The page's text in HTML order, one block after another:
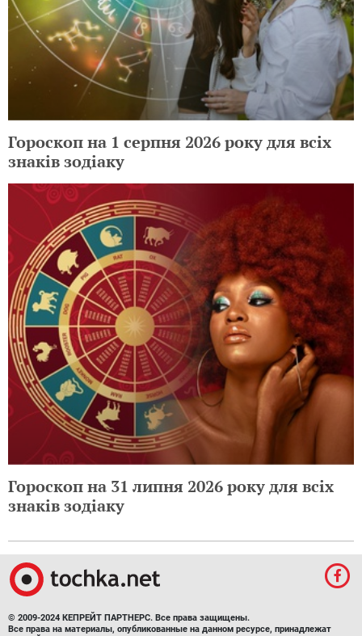
Гороскоп на 1 серпня 2026 року для всіх
знаків зодіаку
Гороскоп на 31 липня 2026 року для всіх
знаків зодіаку
© 2009-2024 КЕПРЕЙТ ПАРТНЕРС. Все права защищены.
Все права на материалы, опубликованные на данном ресурсе, принадлежат